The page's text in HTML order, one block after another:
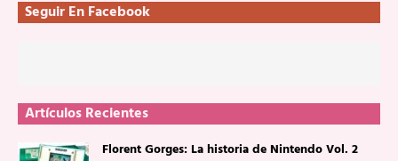
Seguir En Facebook
Artículos Recientes
Florent Gorges: La historia de Nintendo Vol. 2